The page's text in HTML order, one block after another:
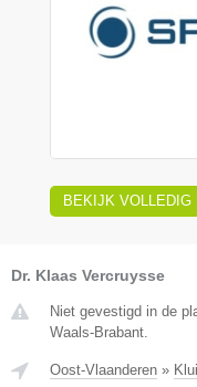
BEKIJK VOLLEDIG
Dr. Klaas Vercruysse
Niet gevestigd in de
Waals-Brabant.
Oost-Vlaanderen »